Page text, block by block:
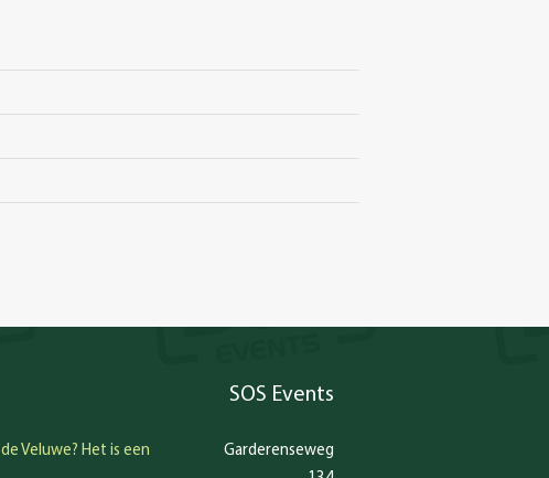
Veluwe? Het is een
SOS Events
Garderenseweg